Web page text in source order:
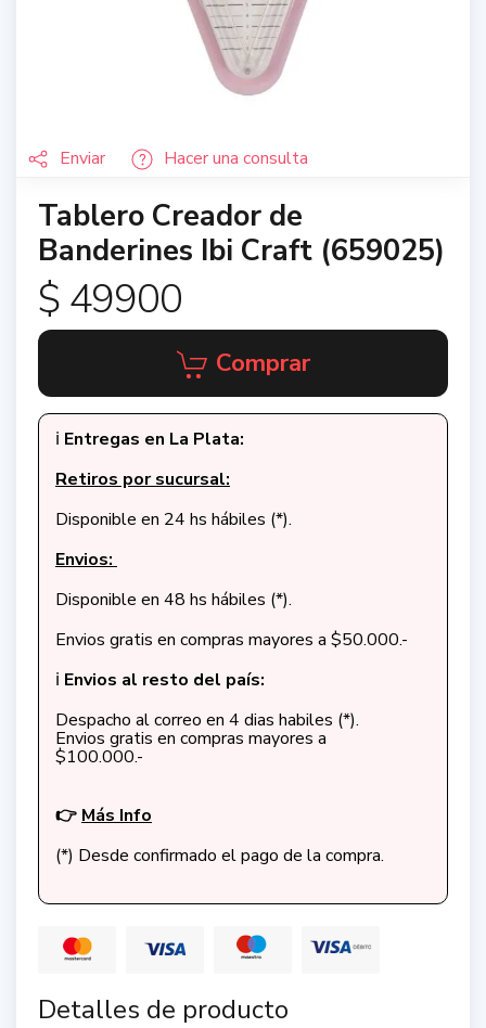
Enviar Hacer una consulta
Tablero Creador de
Banderines Ibi Craft (659025)
$ 49900
Comprar
ℹ️ Entregas en La Plata:
Retiros por sucursal:
Disponible en 24 hs hábiles (*).
Envios:
Disponible en 48 hs hábiles (*).
Envios gratis en compras mayores a $50.000.-
ℹ️ Envios al resto del país:
Despacho al correo en 4 dias habiles (*).
Envios gratis en compras mayores a
$100.000.-
👉 Más Info
(*) Desde confirmado el pago de la compra.
Detalles de producto